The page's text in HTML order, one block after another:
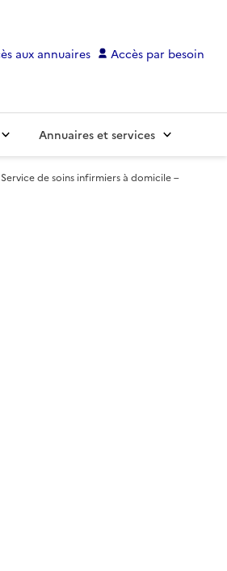
aux annuaires Accès par besoin
Annuaires et services
Service de soins infirmiers à domicile –